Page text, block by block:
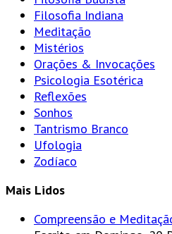
Filosofia Indiana
Meditação
Mistérios
Orações & Invocações
Psicologia Esotérica
Reflexões
Sonhos
Tantrismo Branco
Ufologia
Zodíaco
Mais Lidos
Compreensão e